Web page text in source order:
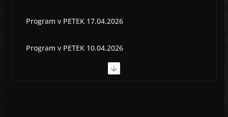
Program v PETEK 17.04.2026
Program v PETEK 10.04.2026
Program v PETEK 03.04.2026